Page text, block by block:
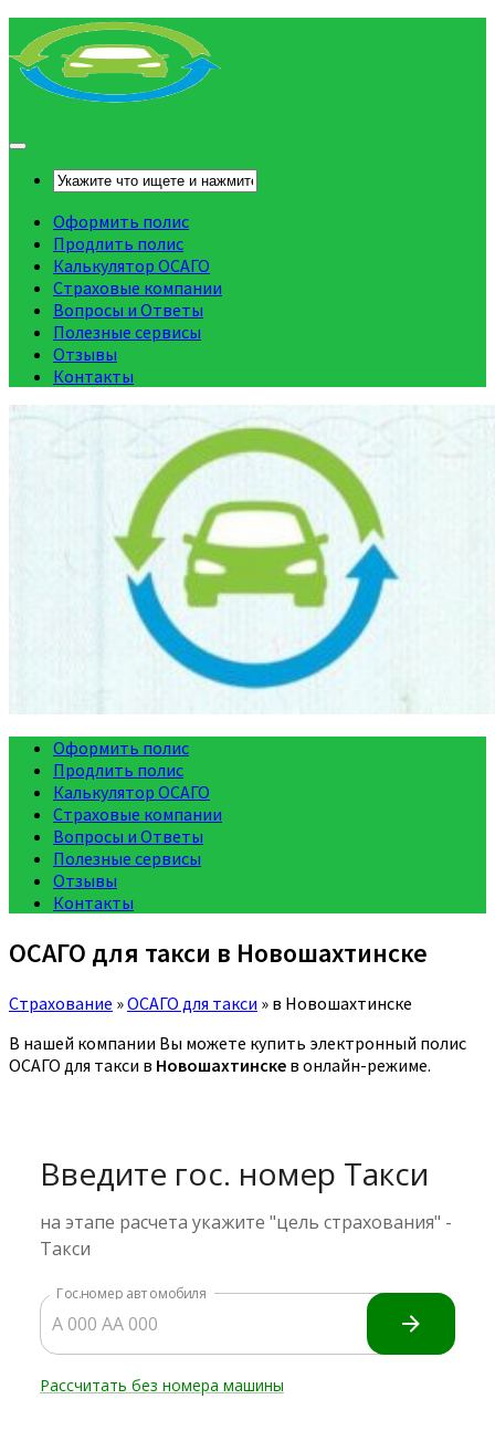
Оформить полис
Продлить полис
Калькулятор ОСАГО
Страховые компании
Вопросы и Ответы
Полезные сервисы
Отзывы
Контакты
Оформить полис
Продлить полис
Калькулятор ОСАГО
Страховые компании
Вопросы и Ответы
Полезные сервисы
Отзывы
Контакты
ОСАГО для такси в Новошахтинске
Страхование »ОСАГО для такси » в Новошахтинске
В нашей компании Вы можете купить электронный полис
ОСАГО для такси в Новошахтинске в онлайн-режиме.